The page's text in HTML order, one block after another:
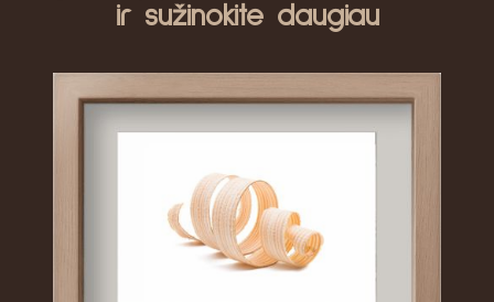
ir sužinokite daugiau